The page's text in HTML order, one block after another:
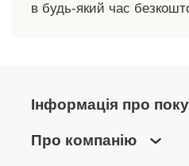
в будь-який час
Інформація про
Про компанію